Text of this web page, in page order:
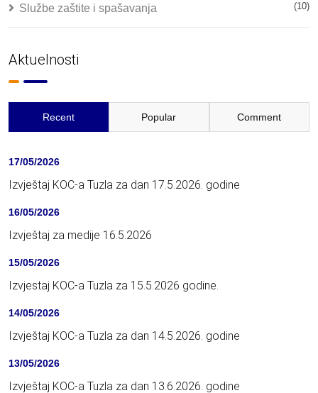
Službe zaštite i spašavanja (10)
Aktuelnosti
Recent Popular Comment
17/05/2026
Izvještaj KOC-a Tuzla za dan 17.5.2026. godine
16/05/2026
Izvještaj za medije 16.5.2026
15/05/2026
Izvjestaj KOC-a Tuzla za 15.5.2026 godine.
14/05/2026
Izvještaj KOC-a Tuzla za dan 14.5.2026. godine
13/05/2026
Izvještaj KOC-a Tuzla za dan 13.6.2026. godine